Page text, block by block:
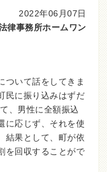
2022年06月07日
律事務所ホームワン
ついて話をしてきま
民に振り込みはずだ
、男性に全額振込
に応じず、それを使
結果として、町が依
を回収することがで